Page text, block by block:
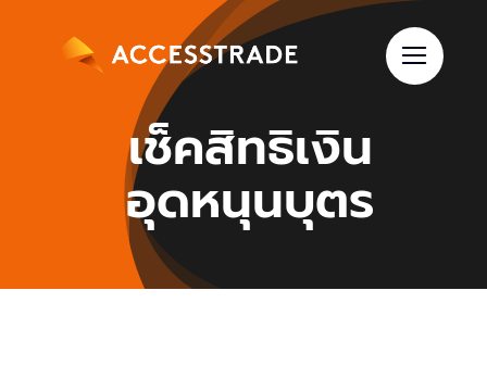
เช็คสิทธิเงิน
อุดหนุนบุตร